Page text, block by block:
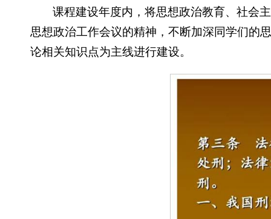
课程建设年度内，将思想政治教育、社会
思想政治工作会议的精神，不断加深同学们的
论相关知识点为主线进行建设。